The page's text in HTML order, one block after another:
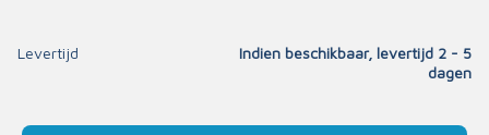
Levertijd
Indien beschikbaar, levertijd 2 - 5
dagen